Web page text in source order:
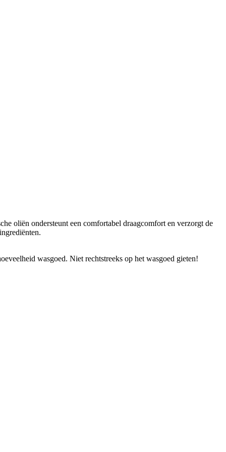
oliën ondersteunt een comfortabel draagcomfort en verzorgt de
wasgoed. Niet rechtstreeks op het wasgoed gieten!